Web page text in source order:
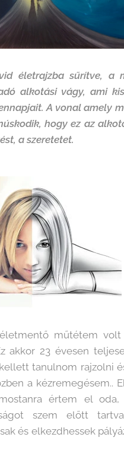
életrajzba sűrítve, a
alkotási vágy, ami
A vonal amely
hogy ez az
a szeretetet.
műtétem volt
akkor 23 évesen
tanulnom rajzolni
a kézremegésem..
értem el
szem előtt
és elkezdhessek